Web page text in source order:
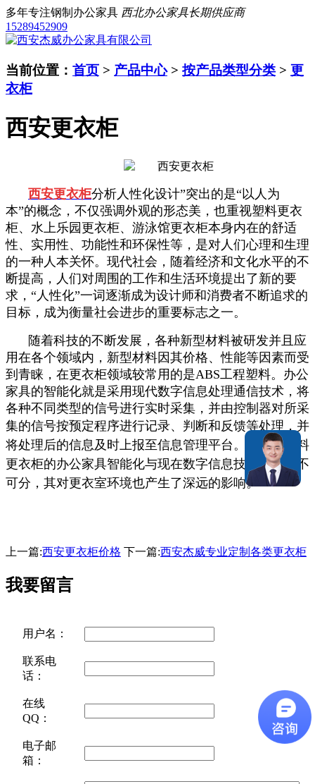
多年专注钢制办公家具 西北办公家具长期供应商
15289452909
当前位置： 首页 > 产品中心> 按产品类型分类 > 更
衣柜
西安更衣柜
西安更衣柜分析人性化设计”突出的是“以人为
本”的概念，不仅强调外观的形态美，也重视塑料更衣
柜、水上乐园更衣柜、游泳馆更衣柜本身内在的舒适
性、实用性、功能性和环保性等，是对人们心理和生理
的一种人本关怀。现代社会，随着经济和文化水平的不
断提高，人们对周围的工作和生活环境提出了新的要
求，“人性化”一词逐渐成为设计师和消费者不断追求的
目标，成为衡量社会进步的重要标志之一。
随着科技的不断发展，各种新型材料被研发并且应
用在各个领域内，新型材料因其价格、性能等因素而受
到青睐，在更衣柜领域较常用的是ABS工程塑料。办公
家具的智能化就是采用现代数字信息处理通信技术，将
各种不同类型的信号进行实时采集，并由控制器对所采
集的信号按预定程序进行记录、判断和反馈等处理，并
将处理后的信息及时上报至信息管理平台。因此，塑料
更衣柜的办公家具智能化与现在数字信息技术发展密不
可分，其对更衣室环境也产生了深远的影响。
上一篇:西安更衣柜价格 下一篇:西安杰威专业定制各类更衣柜
我要留言
用户名：
联系电
话：
在线
QQ：
电子邮
箱：